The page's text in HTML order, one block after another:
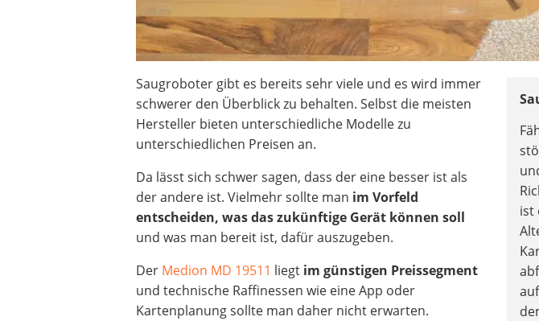
ist
Saugroboter gibt es bereits sehr viele und es wird immer
schwerer den Überblick zu behalten. Selbst die meisten
Hersteller bieten unterschiedliche Modelle zu
unterschiedlichen Preisen an.
Da lässt sich schwer sagen, dass der eine besser ist als
der andere ist. Vielmehr sollte man im Vorfeld
entscheiden, was das zukünftige Gerät können soll
und was man bereit ist, dafür auszugeben.
Der Medion MD 19511 liegt im günstigen Preissegment
und technische Raffinessen wie eine App oder
Kartenplanung sollte man daher nicht erwarten.